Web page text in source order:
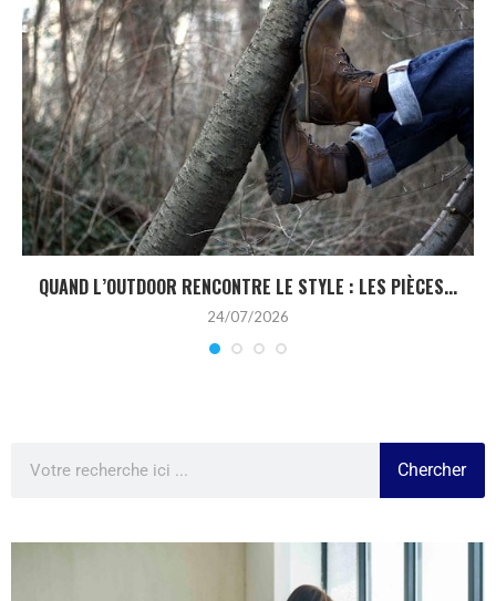
QUAND L’OUTDOOR RENCONTRE LE STYLE : LES PIÈCES...
24/07/2026
Chercher